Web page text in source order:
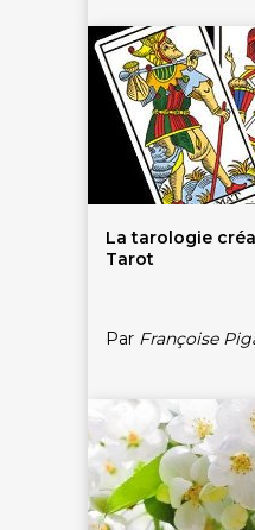
La tarologie
Tarot
Par Françoise